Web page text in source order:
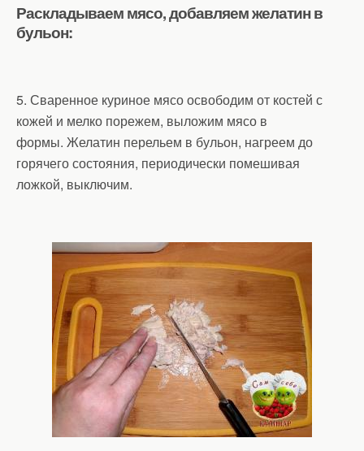
Раскладываем мясо, добавляем желатин в
бульон:
5. Сваренное куриное мясо освободим от костей с
кожей и мелко порежем, выложим мясо в
формы. Желатин перельем в бульон, нагреем до
горячего состояния, периодически помешивая
ложкой, выключим.